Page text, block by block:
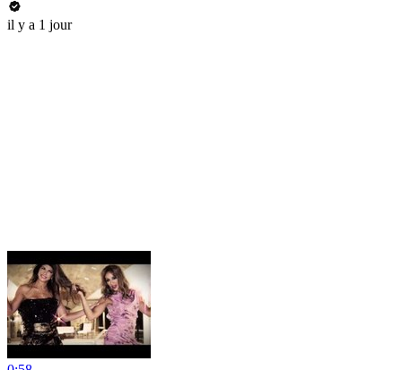
il y a 1 jour